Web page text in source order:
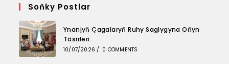
a
new
tab
in
new
tab
in
a
new
tab
Soňky Postlar
Ynanjyň Çagalaryň Ruhy Saglygyna Oňyn
Täsirleri
10/07/2026 / 0 COMMENTS